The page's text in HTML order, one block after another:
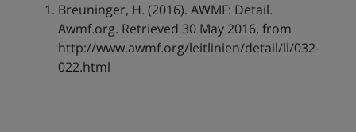
Breuninger, H. (2016). AWMF: Detail.
Awmf.org. Retrieved 30 May 2016, from
http://www.awmf.org/leitlinien/detail/ll/032-
022.html